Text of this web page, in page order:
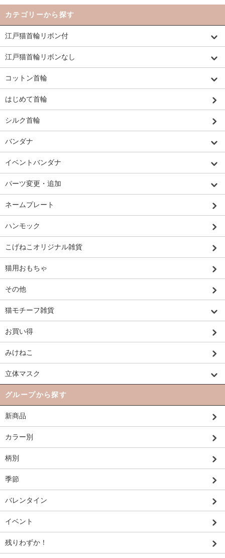
カテゴリーから探す
江戸猫首輪リボン付
江戸猫首輪リボンなし
コットン首輪
はじめて首輪
シルク首輪
バンダナ
イベントバンダナ
パーツ変更・追加
ネームプレート
ハンモック
こげねこオリジナル雑貨
猫用おもちゃ
その他
猫モチーフ雑貨
お買い得
みけねこ
立体マスク
グループから探す
新商品
カラー別
柄別
季節
バレンタイン
イベント
残りわずか！